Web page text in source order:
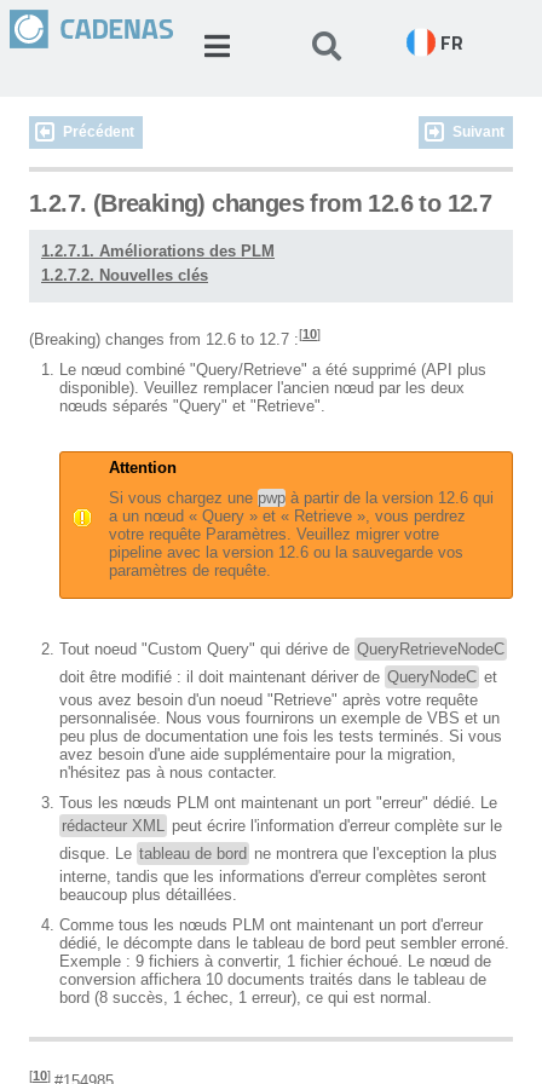
FR
Précédent Suivant
1.2.7. (Breaking) changes from 12.6 to 12.7
1.2.7.1. Améliorations des PLM
1.2.7.2. Nouvelles clés
(Breaking) changes from 12.6 to 12.7 :[10]
Le nœud combiné "Query/Retrieve" a été supprimé (API plus
disponible). Veuillez remplacer l'ancien nœud par les deux
nœuds séparés "Query" et "Retrieve".
Attention
Si vous chargez une pwp à partir de la version 12.6 qui
a un nœud « Query » et « Retrieve », vous perdrez
votre requête Paramètres. Veuillez migrer votre
pipeline avec la version 12.6 ou la sauvegarde vos
paramètres de requête.
Tout noeud "Custom Query" qui dérive de QueryRetrieveNodeC
doit être modifié : il doit maintenant dériver de QueryNodeC et
vous avez besoin d'un noeud "Retrieve" après votre requête
personnalisée. Nous vous fournirons un exemple de VBS et un
peu plus de documentation une fois les tests terminés. Si vous
avez besoin d'une aide supplémentaire pour la migration,
n'hésitez pas à nous contacter.
Tous les nœuds PLM ont maintenant un port "erreur" dédié. Le
rédacteur XML peut écrire l'information d'erreur complète sur le
disque. Le tableau de bord ne montrera que l'exception la plus
interne, tandis que les informations d'erreur complètes seront
beaucoup plus détaillées.
Comme tous les nœuds PLM ont maintenant un port d'erreur
dédié, le décompte dans le tableau de bord peut sembler erroné.
Exemple : 9 fichiers à convertir, 1 fichier échoué. Le nœud de
conversion affichera 10 documents traités dans le tableau de
bord (8 succès, 1 échec, 1 erreur), ce qui est normal.
[10]